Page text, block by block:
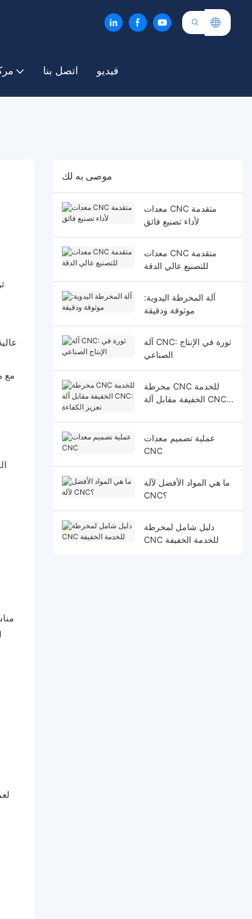
اتصل بنا فيديو
موصى به لك
معدات CNC متقدمة
لأداء تصنيع فائق
معدات CNC متقدمة
للتصنيع عالي الدقة
آلة المخرطة اليدوية:
موثوقة ودقيقة
آلة CNC: ثورة في الإنتاج
الصناعي
مخرطة CNC للخدمة
الخفيفة مقابل آلة CNC:
عملية تصميم معدات
CNC
ما هي المواد الأفضل لآلة
CNC؟
دليل شامل لمخرطة
CNC للخدمة الخفيفة